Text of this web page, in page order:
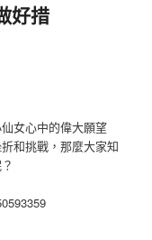
好措
女心中的偉大願望
和挑戰，那麼大家知